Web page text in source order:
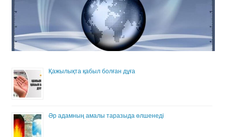
Қажылықта қабыл болған дұға
Әр адамның амалы таразыда өлшенеді